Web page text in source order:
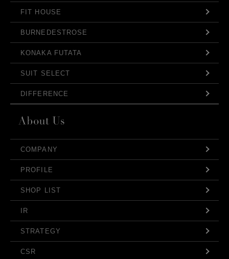
FIT HOUSE
BURNEDESTROSE
KONAKA FUTATA
SUIT SELECT
DIFFERENCE
COMPANY
PROFILE
SHOP LIST
IR
STRATEGY
CSR